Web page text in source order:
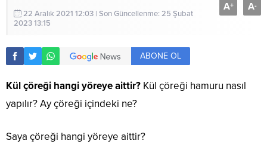
22 Aralık 2021 12:03 | Son Güncellenme: 25 Şubat
2023 13:15
A+ A-
ABONE OL
Kül çöreği hangi yöreye aittir? Kül çöreği hamuru nasıl
yapılır? Ay çöreği içindeki ne?
Saya çöreği hangi yöreye aittir?